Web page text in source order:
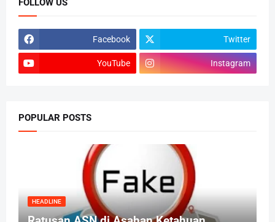
FOLLOW US
Facebook Twitter
YouTube Instagram
POPULAR POSTS
HEADLINE